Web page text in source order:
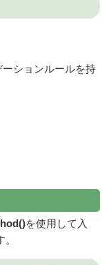
ションルールを持
を使用して入